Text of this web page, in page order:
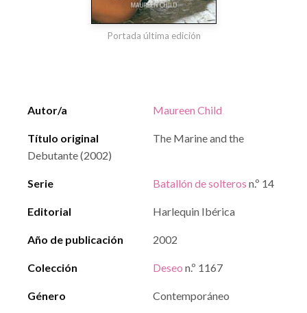
Autor/a Maureen Child
Título original
The Marine and the
Debutante (2002)
Serie Batallón de solteros n.º 14
Editorial Harlequin Ibérica
Año de publicación 2002
Colección Deseo n.º 1167
Género Contemporáneo
Portada última edición